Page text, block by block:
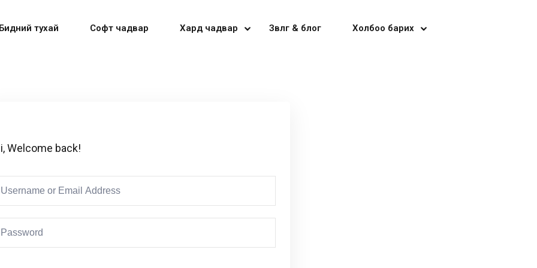
тухай Софт чадвар Хард чадвар Зөвлөгөө & блог Холбоо барих
Welcome back!
Don’t have an account?Sign up